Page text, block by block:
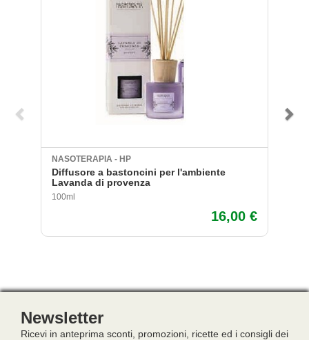
NASOTERAPIA - HP
Diffusore a bastoncini per l'ambiente
Lavanda di provenza
100ml
16,00 €
Newsletter
Ricevi in anteprima sconti, promozioni, ricette ed i consigli dei